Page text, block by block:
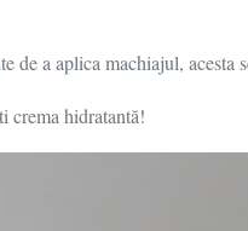
a aplica machiajul, acesta
crema hidratantă!